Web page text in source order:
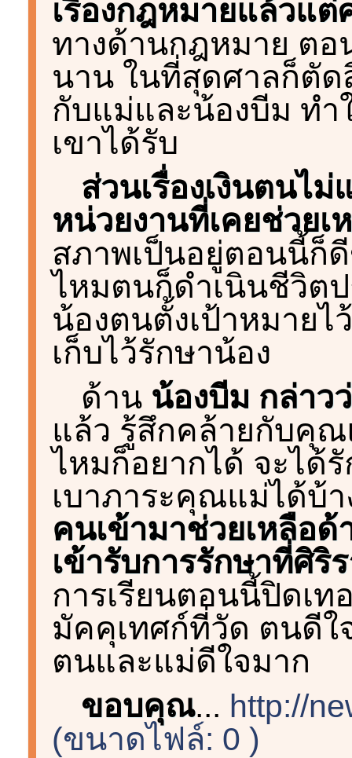
เรื่องกฎหมายแล้วแ
ทางด้านกฎหมาย ต
นาน ในที่สุดศาลก็ตัด
กับแม่และน้องบีม ทำ
เขาได้รับ
ส่วนเรื่องเงินตนไ
หน่วยงานที่เคยช่วยเ
สภาพเป็นอยู่ตอนนี้ก็
ไหมตนก็ดำเนินชีวิต
น้องตนตั้งเป้าหมายไ
เก็บไว้รักษาน้อง
ด้าน น้องบีม กล่าว
แล้ว รู้สึกคล้ายกับคุณ
ไหมก็อยากได้ จะได้
เบาภาระคุณแม่ได้บ้
คนเข้ามาช่วยเหลือ
เข้ารับการรักษาที่ศิริ
การเรียนตอนนี้ปิดเท
มัคคุเทศก์ที่วัด ตนดี
ตนและแม่ดีใจมาก
ขอบคุณ... http://
(ขนาดไฟล์: 0 )